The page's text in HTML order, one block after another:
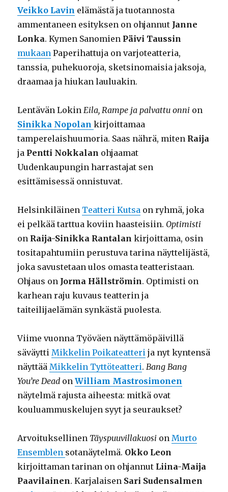
Veikko Lavin elämästä ja tuotannosta
ammentaneen esityksen on ohjannut Janne
Lonka. Kymen Sanomien Päivi Taussin
mukaan Paperihattuja on varjoteatteria,
tanssia, puhekuoroja, sketsinomaisia jaksoja,
draamaa ja hiukan lauluakin.
Lentävän LokinEila, Rampe ja palvattu onni on
Sinikka Nopolan kirjoittamaa
tamperelaishuumoria. Saas nährä, miten Raija
ja Pentti Nokkalan ohjaamat
Uudenkaupungin harrastajat sen
esittämisessä onnistuvat.
Helsinkiläinen Teatteri Kutsa on ryhmä, joka
ei pelkää tarttua koviin haasteisiin. Optimisti
on Raija-Sinikka Rantalan kirjoittama, osin
tositapahtumiin perustuva tarina näyttelijästä,
joka savustetaan ulos omasta teatteristaan.
Ohjaus on Jorma Hällströmin. Optimisti on
karhean raju kuvaus teatterin ja
taiteilijaelämän synkästä puolesta.
Viime vuonna Työväen näyttämöpäivillä
säväyttiMikkelin Poikateatteri ja nyt kyntensä
näyttääMikkelin Tyttöteatteri.Bang Bang
You’re Dead onWilliam Mastrosimonen
näytelmä rajusta aiheesta: mitkä ovat
kouluammuskelujen syyt ja seuraukset?
Arvoituksellinen Täyspuuvillakuosi onMurto
Ensemblen sotanäytelmä. Okko Leon
kirjoittaman tarinan on ohjannut Liina-Maija
Paavilainen. Karjalaisen Sari Sudensalmen